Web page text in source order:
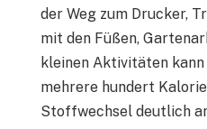
der Weg zum Drucker,
mit den Füßen,
kleinen Aktivitäten
mehrere hundert
Stoffwechsel deutlich